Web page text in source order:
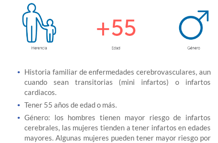
Historia familiar de enfermedades cerebrovasculares, aun
cuando sean transitorias (mini infartos) o infartos
cardiacos.
Tener 55 años de edad o más.
Género: los hombres tienen mayor riesgo de infartos
cerebrales, las mujeres tienden a tener infartos en edades
mayores. Algunas mujeres pueden tener mayor riesgo por